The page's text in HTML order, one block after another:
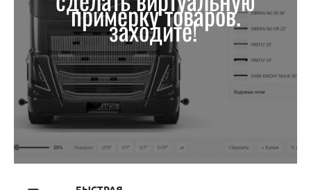
примерку товаров.
заходите!